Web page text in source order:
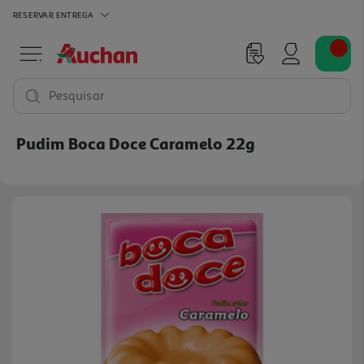
RESERVAR ENTREGA
Pesquisar
Pudim Boca Doce Caramelo 22g